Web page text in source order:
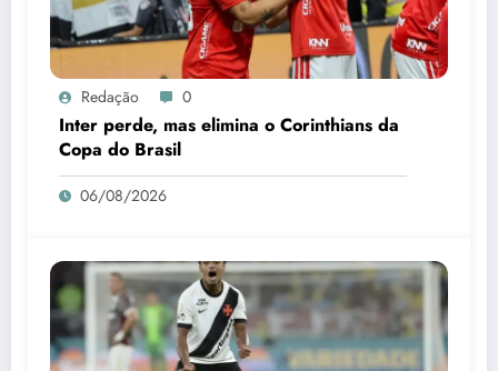
Redação 0
Inter perde, mas elimina o Corinthians da
Copa do Brasil
06/08/2026